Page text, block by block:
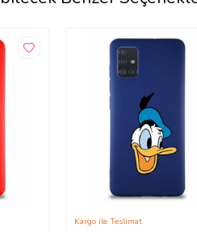
Kargo ile Teslimat